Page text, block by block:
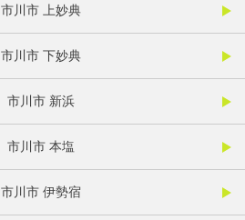
市川市 上妙典
市川市 下妙典
市川市 新浜
市川市 本塩
市川市 伊勢宿